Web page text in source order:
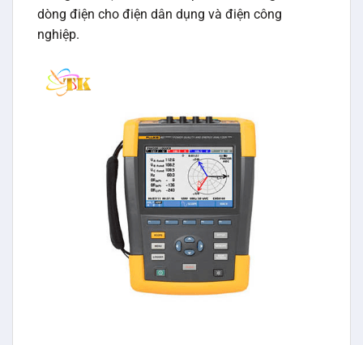
dòng điện cho điện dân dụng và điện công
nghiệp.